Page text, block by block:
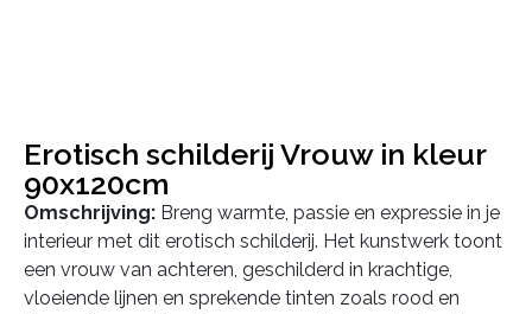
Erotisch schilderij Vrouw in kleur
90x120cm
Omschrijving: Breng warmte, passie en expressie in je
interieur met dit erotisch schilderij. Het kunstwerk toont
een vrouw van achteren, geschilderd in krachtige,
vloeiende lijnen en sprekende tinten zoals rood en